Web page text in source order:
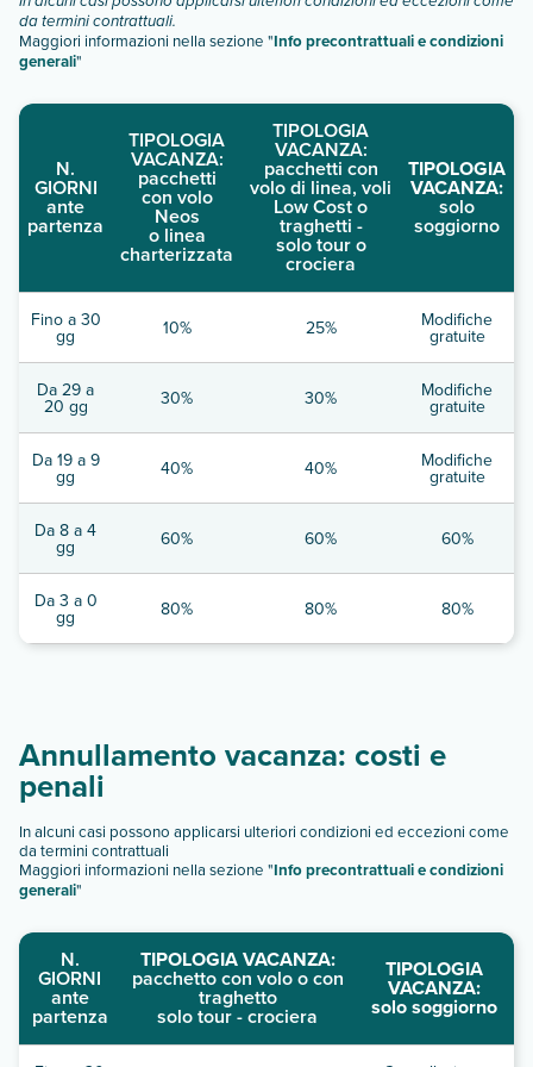
da termini contrattuali.
Maggiori informazioni nella sezione "Info precontrattuali e condizioni
generali"
N.
GIORNI
ante
partenza
TIPOLOGIA
VACANZA:
pacchetti
con volo
Neos
o linea
charterizzata
TIPOLOGIA
VACANZA:
pacchetti con
volo di linea, voli
Low Cost o
traghetti -
solo tour o
crociera
TIPOLOGIA
VACANZA:
solo
soggiorno
Fino a 30
gg 10% 25% Modifiche
gratuite
Da 29 a
20 gg 30% 30% Modifiche
gratuite
Da 19 a 9
gg 40% 40% Modifiche
gratuite
Da 8 a 4
gg 60% 60% 60%
Da 3 a 0
gg 80% 80% 80%
Annullamento vacanza: costi e
penali
In alcuni casi possono applicarsi ulteriori condizioni ed eccezioni come
da termini contrattuali
Maggiori informazioni nella sezione "Info precontrattuali e condizioni
generali"
N.
GIORNI
ante
partenza
TIPOLOGIA VACANZA:
pacchetto con volo o con
traghetto
solo tour - crociera
TIPOLOGIA
VACANZA:
solo soggiorno